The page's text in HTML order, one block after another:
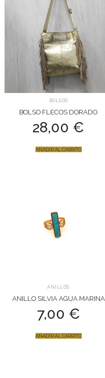
BOLSOS
BOLSO FLECOS DORADO
28,00 €
AÑADIR AL CARRITO
ANILLOS
ANILLO SILVIA AGUA MARINA
7,00 €
AÑADIR AL CARRITO